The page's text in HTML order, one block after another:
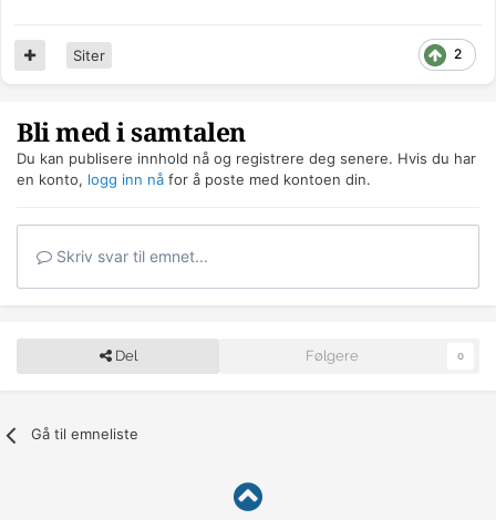
2
Siter
Bli med i samtalen
Du kan publisere innhold nå og registrere deg senere. Hvis du har
en konto, logg inn nå for å poste med kontoen din.
Skriv svar til emnet...
Del Følgere 0
Gå til emneliste